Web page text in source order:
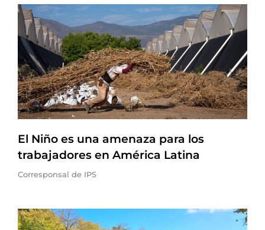
El Niño es una amenaza para los
trabajadores en América Latina
Corresponsal de IPS